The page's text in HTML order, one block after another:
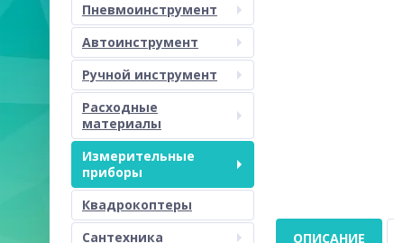
Пневмоинструмент
Автоинструмент
Ручной инструмент
Расходные
материалы
Измерительные
приборы
Квадрокоптеры
Сантехника
ОПИСАНИЕ